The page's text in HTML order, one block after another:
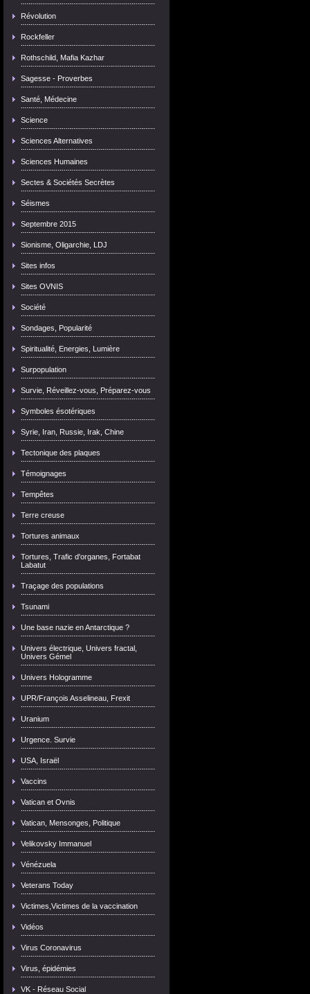
Révolution
Rockfeller
Rothschild, Mafia Kazhar
Sagesse - Proverbes
Santé, Médecine
Science
Sciences Alternatives
Sciences Humaines
Sectes & Sociétés Secrètes
Séismes
Septembre 2015
Sionisme, Oligarchie, LDJ
Sites infos
Sites OVNIS
Société
Sondages, Popularité
Spiritualité, Energies, Lumière
Surpopulation
Survie, Réveillez-vous, Préparez-vous
Symboles ésotériques
Syrie, Iran, Russie, Irak, Chine
Tectonique des plaques
Témoignages
Tempêtes
Terre creuse
Tortures animaux
Tortures, Trafic d'organes, Fortabat
Labatut
Traçage des populations
Tsunami
Une base nazie en Antarctique ?
Univers électrique, Univers fractal,
Univers Gémel
Univers Hologramme
UPR/François Asselineau, Frexit
Uranium
Urgence. Survie
USA, Israël
Vaccins
Vatican et Ovnis
Vatican, Mensonges, Politique
Velikovsky Immanuel
Vénézuela
Veterans Today
Victimes,Victimes de la vaccination
Vidéos
Virus Coronavirus
Virus, épidémies
VK - Réseau Social